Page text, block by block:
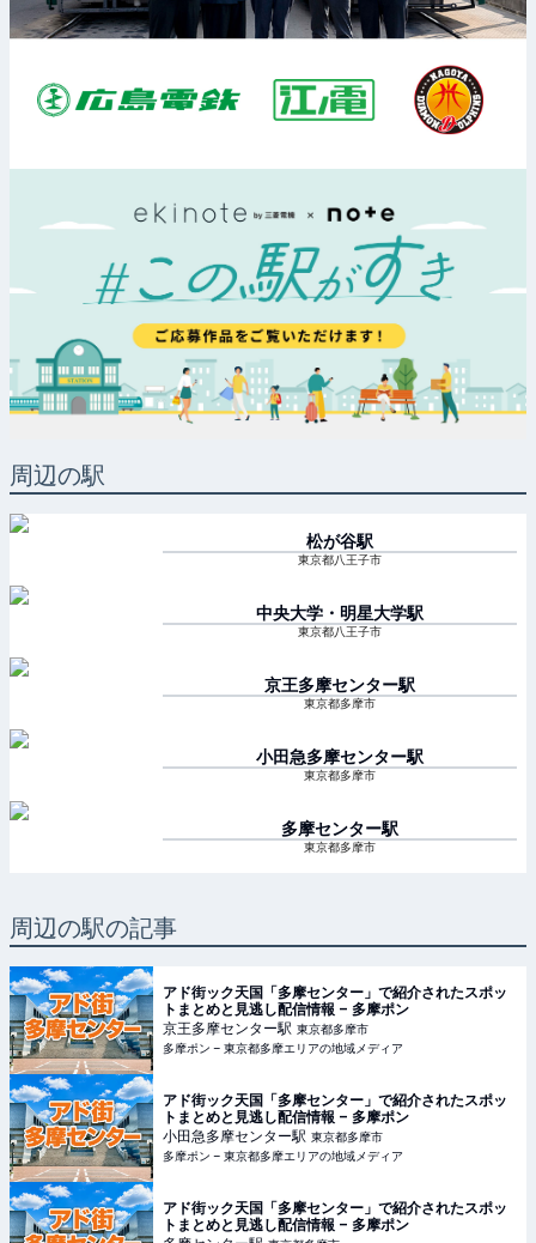
周辺の駅
松が谷駅
東京都八王子市
中央大学・明星大学駅
東京都八王子市
京王多摩センター駅
東京都多摩市
小田急多摩センター駅
東京都多摩市
多摩センター駅
東京都多摩市
周辺の駅の記事
アド街ック天国「多摩センター」で紹介されたスポッ
トまとめと見逃し配信情報 – 多摩ポン
京王多摩センター駅 東京都多摩市
多摩ポン – 東京都多摩エリアの地域メディア
アド街ック天国「多摩センター」で紹介されたスポッ
トまとめと見逃し配信情報 – 多摩ポン
小田急多摩センター駅 東京都多摩市
多摩ポン – 東京都多摩エリアの地域メディア
アド街ック天国「多摩センター」で紹介されたスポッ
トまとめと見逃し配信情報 – 多摩ポン